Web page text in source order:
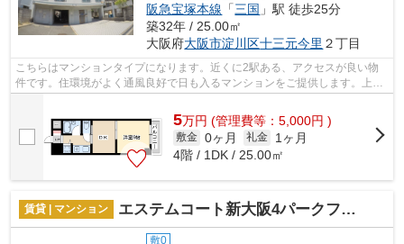
阪急宝塚本線 「三国 」駅 徒歩25分
築32年 / 25.00㎡
大阪府大阪市淀川区十三元今里 ２丁目
こちらはマンションタイプになります。近くに2駅ある、アクセスが良い物
件です。住環境がよく通風良好で日も入るマンションをご提供します。上の
5万円 (管理費等：5,000円 )
敷金 0ヶ月 礼金
1ヶ月
4階 / 1DK / 25.00㎡
賃貸 | マンション エステムコート新大阪4パークフロント
敷0